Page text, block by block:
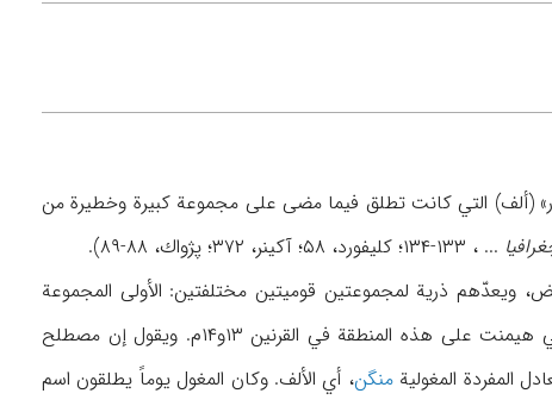
(ألف) التي كانت تطلق فيما مضى على مجموعة كبيرة وخطيرة من
... ، ۱۳۳-۱۳۴؛ كليفورد، ۵۸؛ آكينر، ۳۷۲؛ پژواك، ۸۸-۸۹).
ويعدّهم ذرية لمجموعتين قوميتين مختلفتين: الأولى المجموعة
الهندو إيرانية الأصيلة المقيمة في منطقة هندوكوش، والأخرى المجموعات المغولية والتركية التي هيمنت على هذه المنطقة في القرنين ۱۳و۱۴م. ويقول إن مصطلح
المفردة المغوليةمنگن، أي الألف. وكان المغول يوماً يطلقون اسم